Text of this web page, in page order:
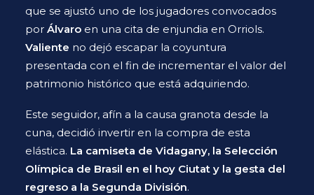
que se ajustó uno de los jugadores convocados
por Álvaro en una cita de enjundia en Orriols.
Valiente no dejó escapar la coyuntura
presentada con el fin de incrementar el valor del
patrimonio histórico que está adquiriendo.
Este seguidor, afín a la causa granota desde la
cuna, decidió invertir en la compra de esta
elástica. La camiseta de Vidagany, la Selección
Olímpica de Brasil en el hoy Ciutat y la gesta del
regreso a la Segunda División.